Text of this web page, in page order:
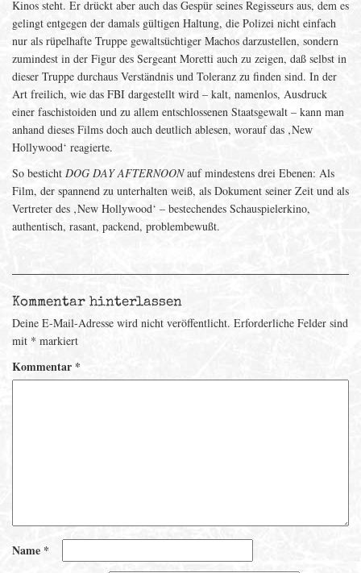
Kinos steht. Er drückt aber auch das Gespür seines Regisseurs aus, dem es
gelingt entgegen der damals gültigen Haltung, die Polizei nicht einfach
nur als rüpelhafte Truppe gewaltsüchtiger Machos darzustellen, sondern
zumindest in der Figur des Sergeant Moretti auch zu zeigen, daß selbst in
dieser Truppe durchaus Verständnis und Toleranz zu finden sind. In der
Art freilich, wie das FBI dargestellt wird – kalt, namenlos, Ausdruck
einer faschistoiden und zu allem entschlossenen Staatsgewalt – kann man
anhand dieses Films doch auch deutlich ablesen, worauf das ‚New
Hollywood‘ reagierte.
So besticht DOG DAY AFTERNOONauf mindestens drei Ebenen: Als
Film, der spannend zu unterhalten weiß, als Dokument seiner Zeit und als
Vertreter des ‚New Hollywood‘ – bestechendes Schauspielerkino,
authentisch, rasant, packend, problembewußt.
Kommentar hinterlassen
Deine E-Mail-Adresse wird nicht veröffentlicht. Erforderliche Felder sind
mit * markiert
Kommentar *
Name *